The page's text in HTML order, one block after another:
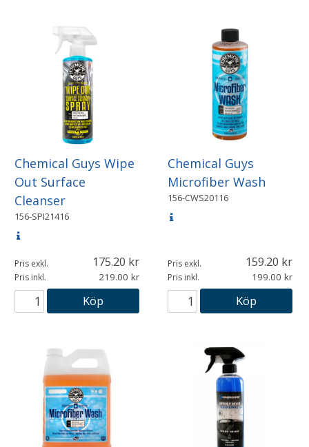
Chemical Guys Wipe
Out Surface
Cleanser
156-SPI21416
Pris exkl. 175.20
Pris inkl. 219.00
Köp
Chemical Guys
Microfiber Wash
156-CWS20116
Pris exkl. 159.20
Pris inkl. 199.00
Köp